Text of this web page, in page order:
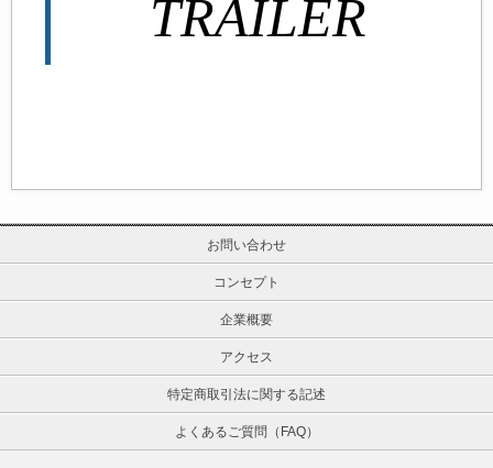
TRAILER
お問い合わせ
コンセプト
企業概要
アクセス
特定商取引法に関する記述
よくあるご質問（FAQ）